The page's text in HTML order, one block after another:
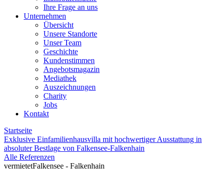
Ihre Frage an uns
Unternehmen
Übersicht
Unsere Standorte
Unser Team
Geschichte
Kundenstimmen
Angebotsmagazin
Mediathek
Auszeichnungen
Charity
Jobs
Kontakt
Startseite
Exklusive Einfamilienhausvilla mit hochwertiger Ausstattung in
absoluter Bestlage von Falkensee-Falkenhain
Alle Referenzen
vermietetFalkensee - Falkenhain